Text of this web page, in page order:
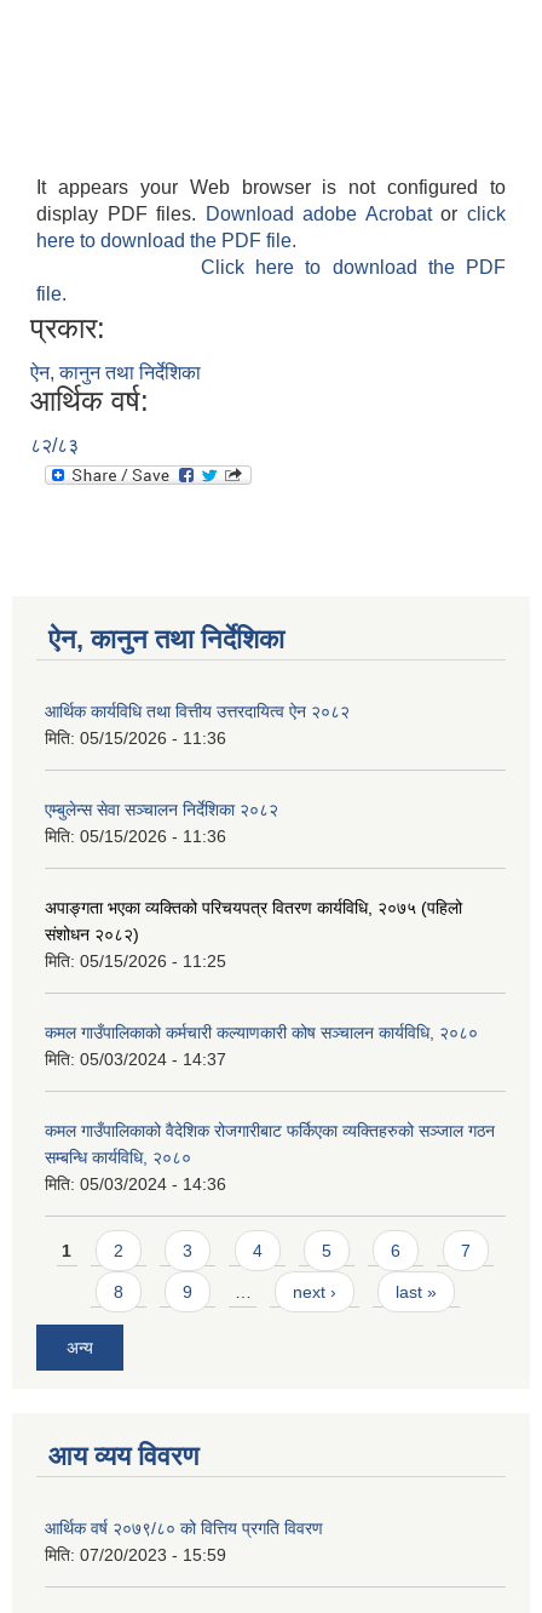
It appears your Web browser is not configured to
display PDF files.
Download adobe Acrobatorclick
here to download the PDF file.
Click here to download the PDF
file.
प्रकार:
ऐन, कानुन तथा निर्देशिका
आर्थिक वर्ष:
८२/८३
ऐन, कानुन तथा निर्देशिका
आर्थिक कार्यविधि तथा वित्तीय उत्तरदायित्व ऐन २०८२
मिति: 05/15/2026 - 11:36
एम्बुलेन्स सेवा सञ्चालन निर्देशिका २०८२
मिति: 05/15/2026 - 11:36
अपाङ्गता भएका व्यक्तिको परिचयपत्र वितरण कार्यविधि, २०७५ (पहिलो
संशोधन २०८२)
मिति: 05/15/2026 - 11:25
कमल गाउँपालिकाको कर्मचारी कल्याणकारी कोष सञ्चालन कार्यविधि, २०८०
मिति: 05/03/2024 - 14:37
कमल गाउँपालिकाको वैदेशिक रोजगारीबाट फर्किएका व्यक्तिहरुको सञ्जाल गठन
सम्बन्धि कार्यविधि, २०८०
मिति: 05/03/2024 - 14:36
Pages
1 2 3 4 5 6 7
8 9 next › last »
अन्य
आय व्यय विवरण
आर्थिक वर्ष २०७९/८० को वित्तिय प्रगति विवरण
मिति: 07/20/2023 - 15:59